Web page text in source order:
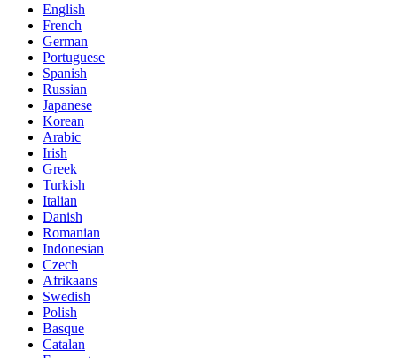
English
French
German
Portuguese
Spanish
Russian
Japanese
Korean
Arabic
Irish
Greek
Turkish
Italian
Danish
Romanian
Indonesian
Czech
Afrikaans
Swedish
Polish
Basque
Catalan